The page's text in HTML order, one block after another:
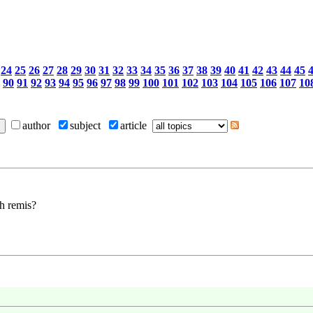
24 25 26 27 28 29 30 31 32 33 34 35 36 37 38 39 40 41 42 43 44 45
90 91 92 93 94 95 96 97 98 99 100 101 102 103 104 105 106 107
author subject article
remis?